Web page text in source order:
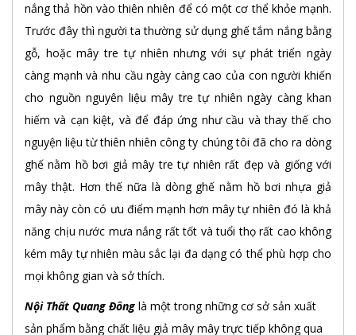
nắng thả hồn vào thiên nhiên để có một cơ thể khỏe mạnh.
Trước đây thì người ta thường sử dụng ghế tắm nắng bằng
gỗ, hoặc mây tre tự nhiên nhưng với sự phát triển ngày
càng mạnh và nhu cầu ngày càng cao của con người khiến
cho nguồn nguyên liệu mây tre tự nhiên ngày càng khan
hiếm và cạn kiệt, và để đáp ứng như cầu và thay thế cho
nguyện liệu từ thiên nhiên công ty chúng tôi đã cho ra dòng
ghế nằm hồ bơi giả mây tre tự nhiên rất đẹp và giống với
mây thật. Hơn thế nữa là dòng ghế nằm hồ bơi nhựa giả
mây này còn có ưu điểm mạnh hơn mây tự nhiên đó là khả
năng chịu nước mưa nắng rất tốt và tuổi thọ rất cao không
kém mây tự nhiên màu sắc lại đa dạng có thể phù hợp cho
mọi không gian và sở thích.
Nội Thất Quang Đông là một trong những cơ sở sản xuất
sản phẩm bằng chất liệu giả mây mây trực tiếp không qua